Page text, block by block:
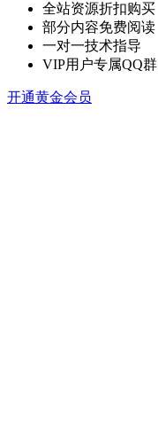
全站资源折扣购买
部分内容免费阅读
一对一技术指导
VIP用户专属QQ群
开通黄金会员